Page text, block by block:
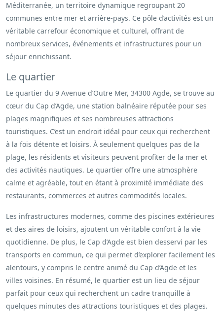
Méditerranée, un territoire dynamique regroupant 20
communes entre mer et arrière-pays. Ce pôle d’activités est un
véritable carrefour économique et culturel, offrant de
nombreux services, événements et infrastructures pour un
séjour enrichissant.
Le quartier
Le quartier du 9 Avenue d’Outre Mer, 34300 Agde, se trouve au
cœur du Cap d’Agde, une station balnéaire réputée pour ses
plages magnifiques et ses nombreuses attractions
touristiques. C’est un endroit idéal pour ceux qui recherchent
à la fois détente et loisirs. À seulement quelques pas de la
plage, les résidents et visiteurs peuvent profiter de la mer et
des activités nautiques. Le quartier offre une atmosphère
calme et agréable, tout en étant à proximité immédiate des
restaurants, commerces et autres commodités locales.
Les infrastructures modernes, comme des piscines extérieures
et des aires de loisirs, ajoutent un véritable confort à la vie
quotidienne. De plus, le Cap d’Agde est bien desservi par les
transports en commun, ce qui permet d’explorer facilement les
alentours, y compris le centre animé du Cap d’Agde et les
villes voisines. En résumé, le quartier est un lieu de séjour
parfait pour ceux qui recherchent un cadre tranquille à
quelques minutes des attractions touristiques et des plages.